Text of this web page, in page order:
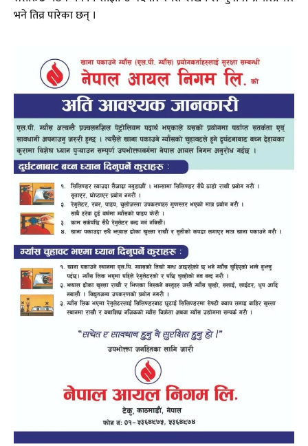
भने तिव्र पारेका छन् ।